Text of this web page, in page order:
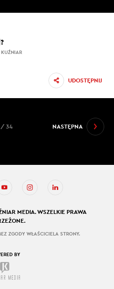
UDOSTĘPNIJ
NASTĘPNA
/ 34
MEDIA. WSZELKIE PRAWA
ZGODY WŁAŚCICIELA STRONY.
BY